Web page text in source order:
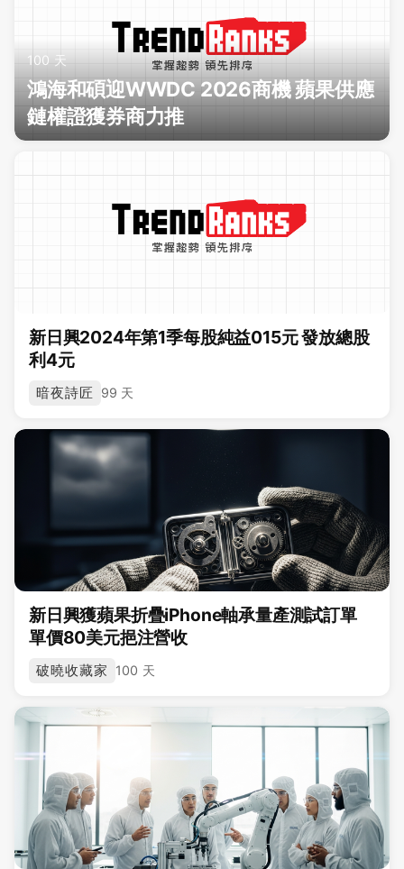
100 天
鴻海和碩迎WWDC 2026商機 蘋果供應
鏈權證獲券商力推
新日興2024年第1季每股純益015元 發放總股
利4元
暗夜詩匠 99 天
新日興獲蘋果折疊iPhone軸承量產測試訂單
單價80美元挹注營收
破曉收藏家 100 天